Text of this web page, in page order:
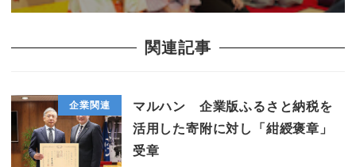
関連記事
企業関連
マルハン 企業版ふるさと納税を
活用した寄附に対し「紺綬褒章」
受章